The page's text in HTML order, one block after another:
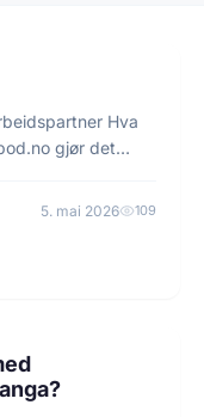
Hva
gjør det…
5. mai 2026 109